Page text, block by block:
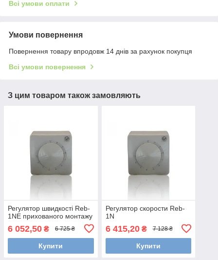
Всі умови оплати
Умови повернення
Повернення товару впродовж 14 днів за рахунок покупця
Всі умови повернення
З цим товаром також замовляють
Регулятор швидкості Reb-
1NE прихованого монтажу
6 052,50 ₴ 6 725 ₴
Купити
Регулятор скорости Reb-
1N
6 415,20₴ 7 128 ₴
Купити